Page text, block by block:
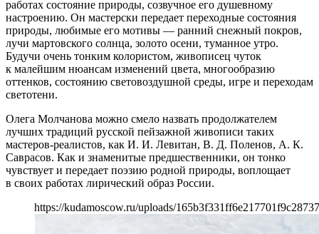
работах состояние природы, созвучное его душевному
настроению. Он мастерски передает переходные состояния
природы, любимые его мотивы — ранний снежный покров,
лучи мартовского солнца, золото осени, туманное утро.
Будучи очень тонким колористом, живописец чуток
к малейшим нюансам изменений цвета, многообразию
оттенков, состоянию световоздушной среды, игре и переходам
светотени.
Олега Молчанова можно смело назвать продолжателем
лучших традиций русской пейзажной живописи таких
мастеров-реалистов, как И. И. Левитан, В. Д. Поленов, А. К.
Саврасов. Как и знаменитые предшественники, он тонко
чувствует и передает поэзию родной природы, воплощает
в своих работах лирический образ России.
https://kudamoscow.ru/uploads/